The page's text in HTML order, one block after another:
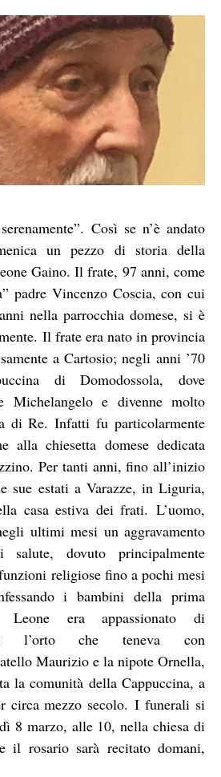
Così se n’è andato
un pezzo di storia della
Gaino. Il frate, 97 anni, come
padre Vincenzo Coscia, con cui
nella parrocchia domese, si è
Il frate era nato in provincia
a Cartosio; negli anni ’70
di Domodossola, dove
Michelangelo e divenne molto
di Re. Infatti fu particolarmente
alla chiesetta domese dedicata
Per tanti anni, fino all’inizio
sue estati a Varazze, in Liguria,
casa estiva dei frati. L’uomo,
ultimi mesi un aggravamento
dovuto principalmente
religiose fino a pochi mesi
i bambini della prima
Leone era appassionato di
l’orto che teneva con
Maurizio e la nipote Ornella,
la comunità della Cappuccina, a
circa mezzo secolo. I funerali si
8 marzo, alle 10, nella chiesa di
il rosario sarà recitato domani,